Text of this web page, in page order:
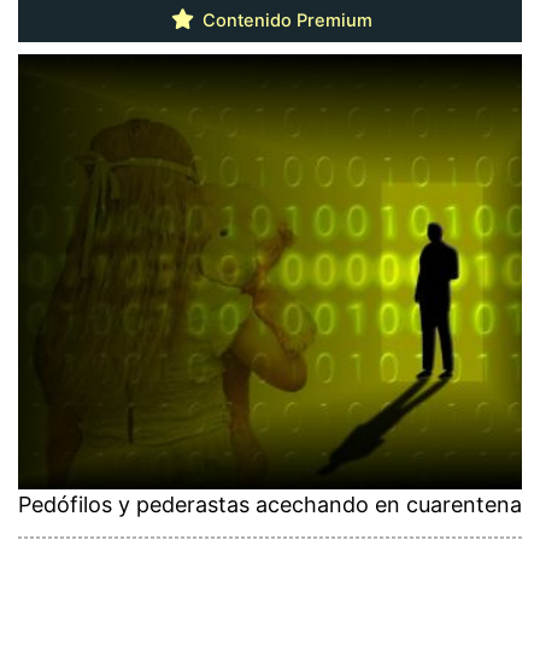
Contenido Premium
Pedófilos y pederastas acechando en cuarentena